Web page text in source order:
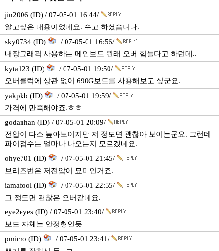
jin2006 (ID) / 07-05-01 16:44/
알고싶은 내용이었네요. 수고 하셨습니다.
sky0734 (ID)
/ 07-05-01 16:56/
내장그래픽 사용하는 메인보드 원래 오버 힘들다고 하던데..
kyta123 (ID)
/ 07-05-01 19:50/
오버클럭에 상관 없이 690G보드를 사용해보고 싶군요.
yakpkb (ID)
/ 07-05-01 19:59/
가격에 만족해야죠.ㅎㅎ
godanhan (ID) / 07-05-01 20:09/
전압이 다소 높아보이지만 저 정도면 괜찮아 보이는군요. 그런데
파이점수는 얼마나 나오는지 모르겠네요.
ohye701 (ID)
/ 07-05-01 21:45/
브리즈번은 저전압이 묘미인거죠.
iamafool (ID)
/ 07-05-01 22:55/
그 정도면 괜찮은 오버같네요.
eye2eyes (ID) / 07-05-01 23:40/
보드 자체는 안정형인듯.
pmicro (ID)
/ 07-05-01 23:41/